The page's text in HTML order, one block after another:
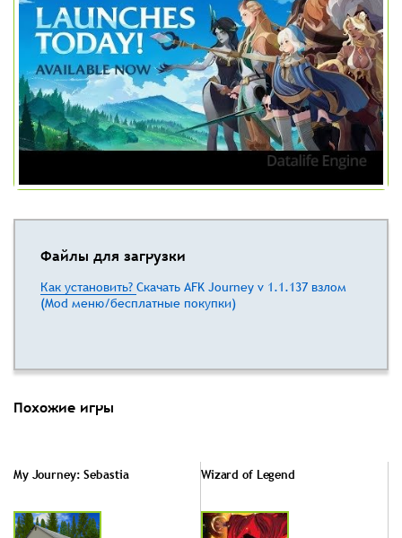
Файлы для загрузки
Как установить? Скачать AFK Journey v 1.1.137 взлом
(Mod меню/бесплатные покупки)
Похожие игры
My Journey: Sebastia Wizard of Legend